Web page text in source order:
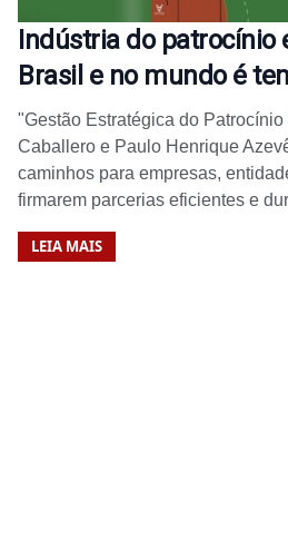
Indústria do patrocínio
Brasil e no mundo é
"Gestão Estratégica do
Caballero e Paulo Henrique
caminhos para empresas,
firmarem parcerias eficientes e
LEIA MAIS